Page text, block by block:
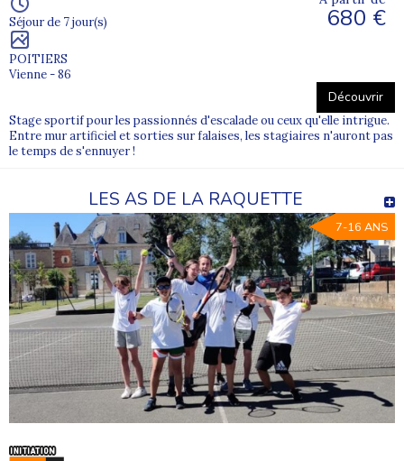
Séjour de 7 jour(s)
POITIERS
Vienne - 86
680 €
Découvrir
Stage sportif pour les passionnés d'escalade ou ceux qu'elle intrigue.
Entre mur artificiel et sorties sur falaises, les stagiaires n'auront pas
le temps de s'ennuyer !
LES AS DE LA RAQUETTE
7-16 ANS